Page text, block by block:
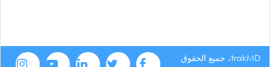
trakMD، جميع الحقوق